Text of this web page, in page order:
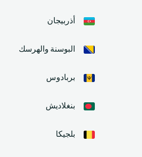
أذربيجان
البوسنة والهرسك
بربادوس
بنغلاديش
بلجيكا